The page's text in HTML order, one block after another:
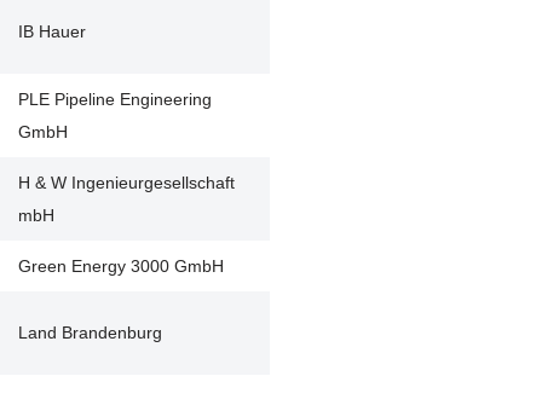
IB Hauer
PLE Pipeline Engineering
GmbH
H & W Ingenieurgesellschaft
mbH
Green Energy 3000 GmbH
Land Brandenburg